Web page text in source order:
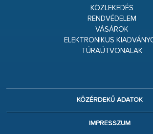
KÖZLEKEDÉS
RENDVÉDELEM
VÁSÁROK
ELEKTRONIKUS
TÚRAÚTVONALAK
KÖZÉRDEKŰ ADATOK
IMPRESSZUM